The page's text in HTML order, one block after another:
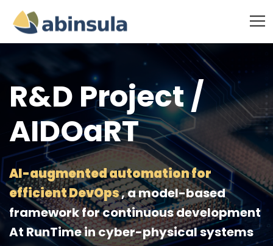
R&D Project /
AIDOaRT
AI-augmented automation for
efficient DevOps, a model-based
framework for continuous development
At RunTime in cyber-physical systems